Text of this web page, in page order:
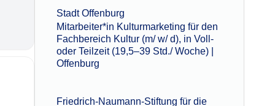
Stadt Offenburg
Mitarbeiter*in Kulturmarketing für den
Fachbereich Kultur (m/ w/ d), in Voll-
oder Teilzeit (19,5–39 Std./ Woche) |
Offenburg
Friedrich-Naumann-Stiftung für die